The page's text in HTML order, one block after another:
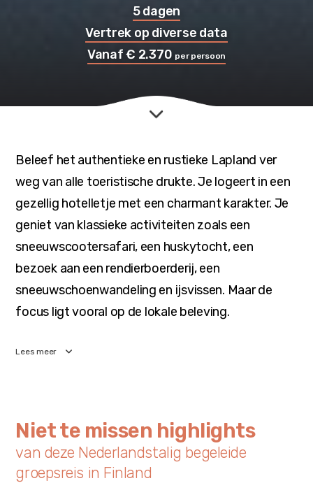
Vertrek op diverse data
5 dagen
Vanaf € 2.370 per persoon
Beleef het authentieke en rustieke Lapland ver
weg van alle toeristische drukte. Je logeert in een
gezellig hotelletje met een charmant karakter. Je
geniet van klassieke activiteiten zoals een
sneeuwscootersafari, een huskytocht, een
bezoek aan een rendierboerderij, een
sneeuwschoenwandeling en ijsvissen. Maar de
focus ligt vooral op de lokale beleving.
Lees meer
Niet te missen highlights
van deze Nederlandstalig begeleide
groepsreis in Finland